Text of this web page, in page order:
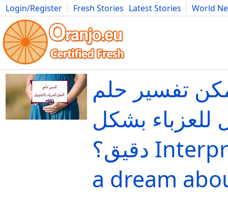
Login/Register Fresh Stories Latest Stories
World
Movies Anime Music Art Cars Advice Science
تفسير حلم
للعزباء بشكل
دقيق؟ Interpretation of
a dream